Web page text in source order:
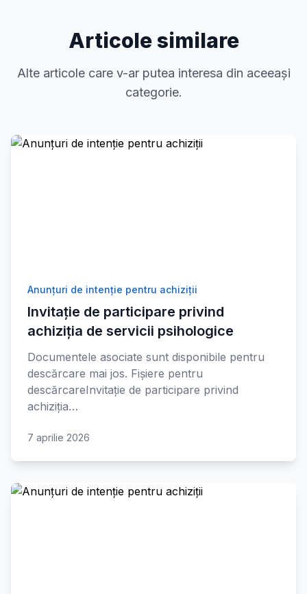
Articole similare
Alte articole care v-ar putea interesa din aceeași
categorie.
Anunțuri de intenție pentru achiziții
Invitație de participare privind
achiziția de servicii psihologice
Documentele asociate sunt disponibile pentru
descărcare mai jos. Fișiere pentru
descărcareInvitație de participare privind
achiziția…
7 aprilie 2026